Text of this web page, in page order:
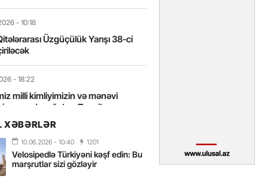
- 10:18
Üzgüçülük Yarışı 38-ci
- 18:22
milli kimliyimizin və mənəvi
əsas dayağıdır – Tənzilə
- 16:58
yalnız böyük liderlər dəyişir
XƏBƏRLƏR
10.06.2026 - 10:40 1201
Velosipedlə Türkiyəni kəşf edin: Bu
marşrutlar sizi gözləyir